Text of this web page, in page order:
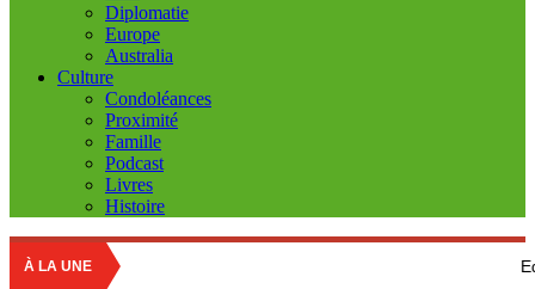
Diplomatie
Europe
Australia
Culture
Condoléances
Proximité
Famille
Podcast
Livres
Histoire
À LA UNE Education